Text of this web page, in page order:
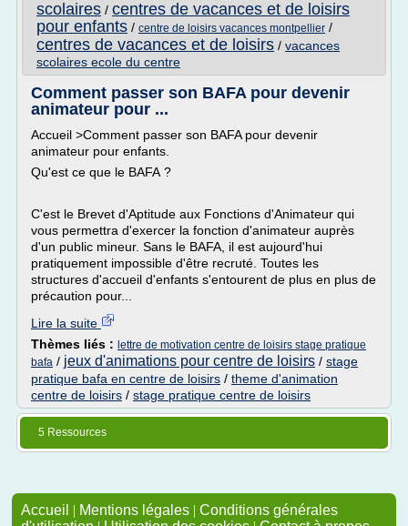
scolaires / centres de vacances et de loisirs
pour enfants / centre de loisirs vacances montpellier /
centres de vacances et de loisirs / vacances
scolaires ecole du centre
Comment passer son BAFA pour devenir
animateur pour ...
Accueil >Comment passer son BAFA pour devenir
animateur pour enfants.
Qu'est ce que le BAFA ?
C'est le Brevet d'Aptitude aux Fonctions d'Animateur qui
vous permettra d'exercer la fonction d'animateur auprès
d'un public mineur. Sans le BAFA, il est aujourd'hui
pratiquement impossible d'être recruté. Toutes les
structures d'accueil d'enfants s'entourent de plus en plus de
précaution pour...
Lire la suite
Thèmes liés : lettre de motivation centre de loisirs stage pratique
bafa / jeux d'animations pour centre de loisirs / stage
pratique bafa en centre de loisirs / theme d'animation
centre de loisirs / stage pratique centre de loisirs
5 Ressources
Accueil | Mentions légales | Conditions générales